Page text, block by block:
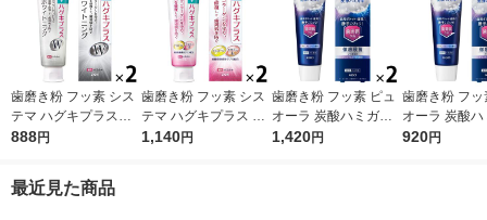
歯磨き粉 フッ素 シス
テマ ハグキプラスW
ホワイトニング ハミ
セット（2本） ライオ
888円
歯磨き粉 フッ素 シス
テマ ハグキプラス ハ
ミガキ 組織修復成分
1,140円
歯磨き粉 フッ素 ピュ
オーラ 炭酸ハミガキ
95g クリスタルソーダ
1,420円
歯磨き粉 フッ
オーラ 炭酸
95g クリスタ
920円
最近見た商品